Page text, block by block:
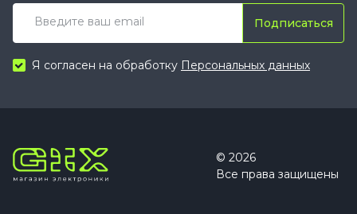
Подписаться
Я согласен на обработку Персональных данных
© 2026
Все права защищены